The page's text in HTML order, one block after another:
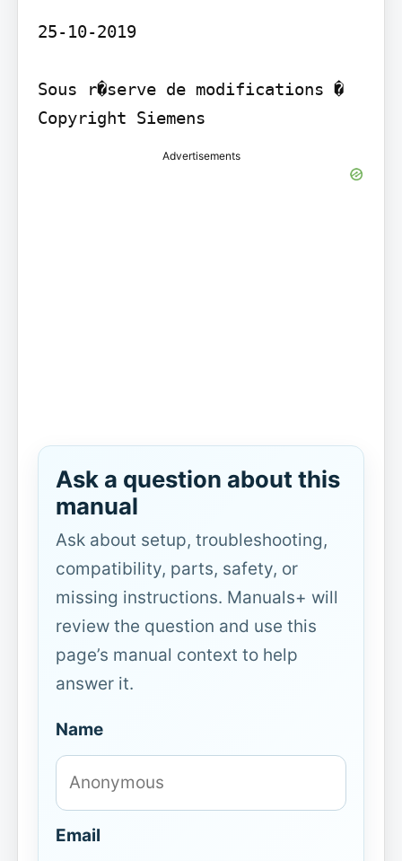
25-10-2019
Sous r�serve de modifications �
Copyright Siemens
Advertisements
Ask a question about this
manual
Ask about setup, troubleshooting,
compatibility, parts, safety, or
missing instructions. Manuals+ will
review the question and use this
page’s manual context to help
answer it.
Name
Email